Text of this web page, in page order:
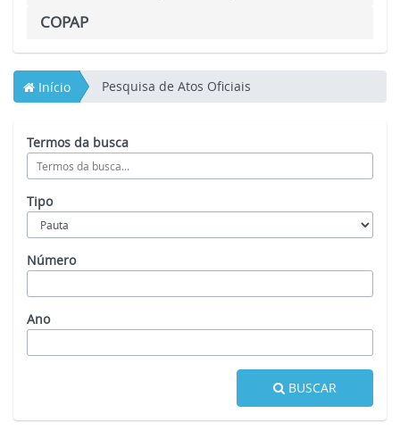
COPAP
Início Pesquisa de Atos Oficiais
Termos da busca
Tipo
Número
Ano
BUSCAR